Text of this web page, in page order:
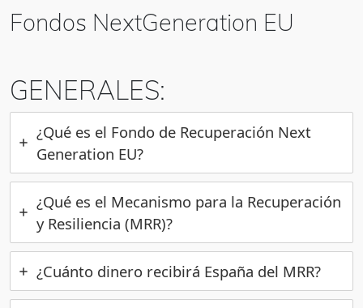
Fondos NextGeneration EU
GENERALES:
¿Qué es el Fondo de Recuperación Next
Generation EU?
¿Qué es el Mecanismo para la Recuperación
y Resiliencia (MRR)?
¿Cuánto dinero recibirá España del MRR?